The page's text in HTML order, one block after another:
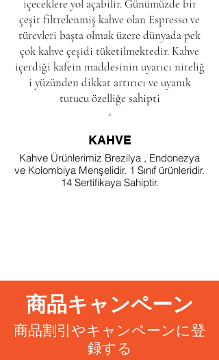
içeceklere yol açabilir. Günümüzde bir
çeşit filtrelenmiş kahve olan Espressove
türevleri başta olmak üzere dünyada pek
çok kahve çeşidi tüketilmektedir. Kahve
içerdiği kafein maddesinin uyarıcı niteliğ
i yüzünden dikkat artırıcı ve uyanık
tutucu özelliğe sahipti
KAHVE
Kahve Ürünlerimiz Brezilya , Endonezya
ve Kolombiya Menşelidir. 1 Sınıf ürünleridir.
14 Sertifikaya Sahiptir.
商品キャンペーン
商品割引やキャンペーンに登
録する